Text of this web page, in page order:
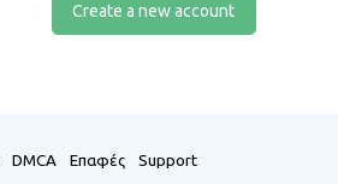
Create a new account
DMCA Επαφές Support